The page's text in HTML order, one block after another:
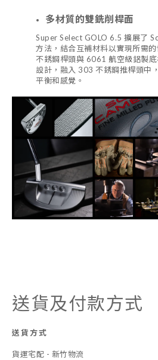
多材質的雙銑削桿面
Super Select GOLO 6.5 擴展了
方法，結合互補材料以實現所需
不銹鋼桿頭與 6061 航空級鋁製
設計，融入 303 不銹鋼推桿頭中
平衡和感覺。
送貨及付款方式
送貨方式
貨運宅配 - 新竹物流